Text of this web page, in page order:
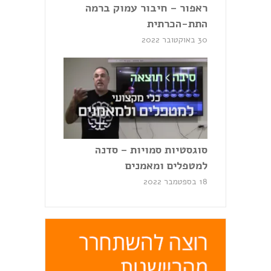
ראפור – חיבור עמוק ברמה
התת-הכרתית
30 באוקטובר 2022
סוגסטיות סמויות – סדנה
למטפלים ומאמנים
18 בספטמבר 2022